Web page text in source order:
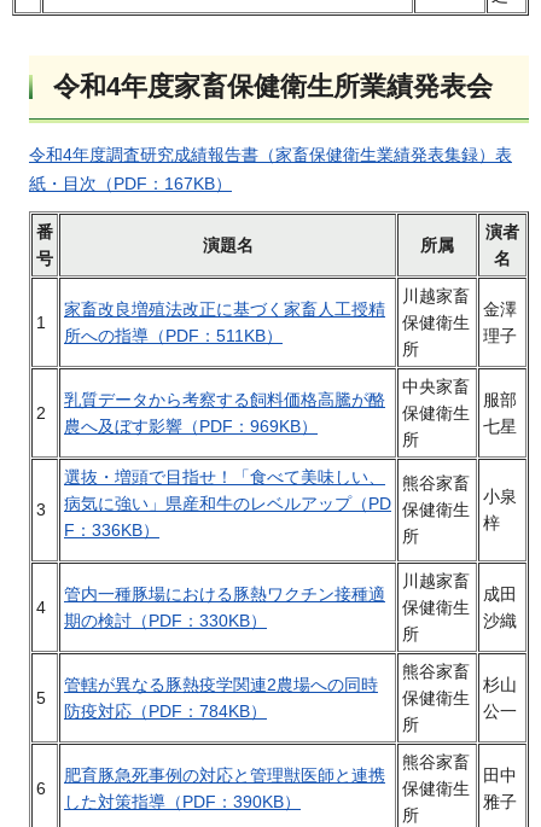
令和4年度家畜保健衛生所業績発表会
令和4年度調査研究成績報告書（家畜保健衛生業績発表集録）表
紙・目次（PDF：167KB）
番
号
演題名 所属
演者
名
1
家畜改良増殖法改正に基づく家畜人工授精
所への指導（PDF：511KB）
川越家畜
保健衛生
所
金澤
理子
2
乳質データから考察する飼料価格高騰が酪
農へ及ぼす影響（PDF：969KB）
中央家畜
保健衛生
所
服部
七星
3
選抜・増頭で目指せ！「食べて美味しい、
病気に強い」県産和牛のレベルアップ（PD
F：336KB）
熊谷家畜
保健衛生
所
小泉
梓
4
管内一種豚場における豚熱ワクチン接種適
期の検討（PDF：330KB）
川越家畜
保健衛生
所
成田
沙織
5
管轄が異なる豚熱疫学関連2農場への同時
防疫対応（PDF：784KB）
熊谷家畜
保健衛生
所
杉山
公一
6
肥育豚急死事例の対応と管理獣医師と連携
した対策指導（PDF：390KB）
熊谷家畜
保健衛生
所
田中
雅子